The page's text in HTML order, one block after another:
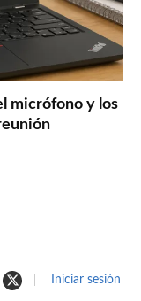
micrófono y los
Iniciar sesión